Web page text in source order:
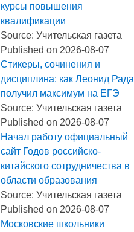
курсы повышения
квалификации
Source: Учительская газета
Published on 2026-08-07
Стикеры, сочинения и
дисциплина: как Леонид Рада
получил максимум на ЕГЭ
Source: Учительская газета
Published on 2026-08-07
Начал работу официальный
сайт Годов российско-
китайского сотрудничества в
области образования
Source: Учительская газета
Published on 2026-08-07
Московские школьники